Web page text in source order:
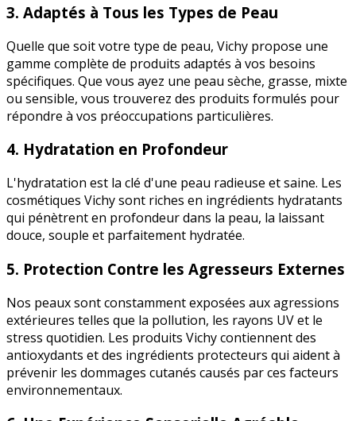
3. Adaptés à Tous les Types de Peau
Quelle que soit votre type de peau, Vichy propose une
gamme complète de produits adaptés à vos besoins
spécifiques. Que vous ayez une peau sèche, grasse, mixte
ou sensible, vous trouverez des produits formulés pour
répondre à vos préoccupations particulières.
4. Hydratation en Profondeur
L'hydratation est la clé d'une peau radieuse et saine. Les
cosmétiques Vichy sont riches en ingrédients hydratants
qui pénètrent en profondeur dans la peau, la laissant
douce, souple et parfaitement hydratée.
5. Protection Contre les Agresseurs Externes
Nos peaux sont constamment exposées aux agressions
extérieures telles que la pollution, les rayons UV et le
stress quotidien. Les produits Vichy contiennent des
antioxydants et des ingrédients protecteurs qui aident à
prévenir les dommages cutanés causés par ces facteurs
environnementaux.